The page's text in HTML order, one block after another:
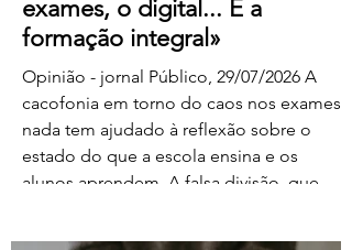
exames, o digital... E a
formação integral»
Opinião - jornal Público, 29/07/2026 A
cacofonia em torno do caos nos exames
nada tem ajudado à reflexão sobre o
estado do que a escola ensina e os
alunos aprendem. A falsa divisão, que